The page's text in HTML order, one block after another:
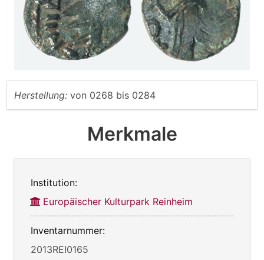
Herstellung: von 0268 bis 0284
Merkmale
Institution:
Europäischer Kulturpark Reinheim
Inventarnummer:
2013REI0165